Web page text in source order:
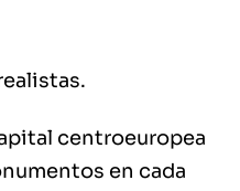
centroeuropea
en cada